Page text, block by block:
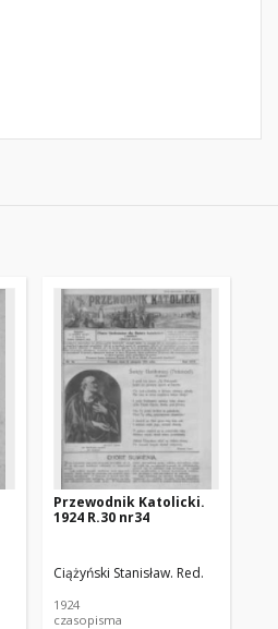
Przewodnik Katolicki.
1924 R.30 nr34
Ciążyński Stanisław. Red.
1924
czasopisma